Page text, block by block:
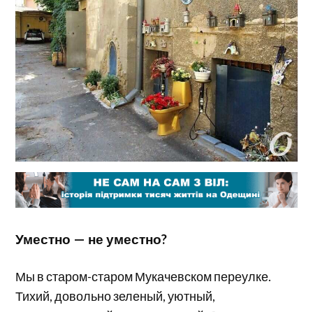
Уместно — не уместно?
Мы в старом-старом Мукачевском переулке.
Тихий, довольно зеленый, уютный,